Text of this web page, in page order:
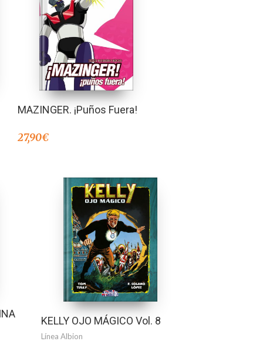
MAZINGER. ¡Puños Fuera!
27,90€
KELLY OJO MÁGICO Vol. 8
Línea Albion